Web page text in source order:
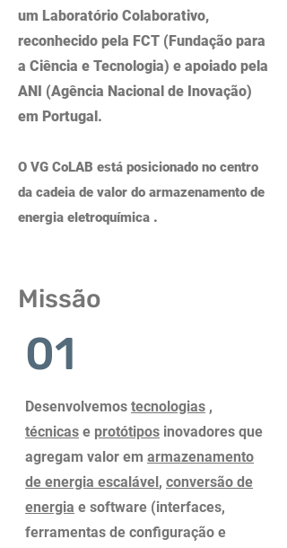
um Laboratório Colaborativo,
reconhecido pela FCT (Fundação para
a Ciência e Tecnologia) e apoiado pela
ANI (Agência Nacional de Inovação)
em Portugal.
O VG CoLAB está posicionado no centro
da cadeia de valor do armazenamento de
energia eletroquímica .
Missão
01
Desenvolvemos tecnologias ,
técnicas e protótipos inovadores que
agregam valor em armazenamento
de energia escalável, conversão de
energia e software (interfaces,
ferramentas de configuração e